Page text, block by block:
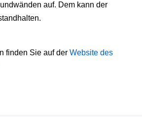
auf. Dem kann der
finden Sie auf der Website des